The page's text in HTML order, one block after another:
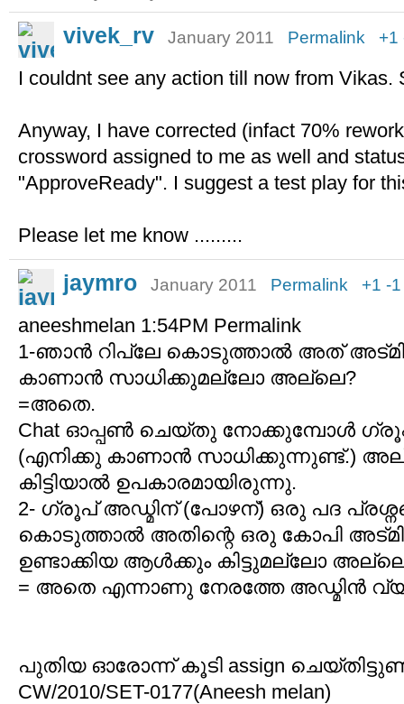
vivek_rv January 2011 Permalink +1
I couldnt see any action till now from Vikas.
Anyway, I have corrected (infact 70%
crossword assigned to me as well and
"ApproveReady". I suggest a test play for
Please let me know .........
jaymro January 2011 Permalink +1 -1
aneeshmelan 1:54PM Permalink
1-ഞാന്‍ റിപ്ലേ കൊടുത്താല്‍ അത്
കാണാന്‍ സാധിക്കുമല്ലോ അല്ലെ?
=അതെ.
Chat ഓപ്പൺ ചെയ്തു നോക്കുമ്പോൾ
(എനിക്കു കാണാൻ സാധിക്കുന്നുണ്ട്.)
കിട്ടിയാൽ ഉപകാരമായിരുന്നു.
2- ഗ്രൂപ്‌ അഡ്മിന് (പോഴന്) ഒരു പദ
കൊടുത്താല്‍ അതിന്റെ ഒരു കോപി
ഉണ്ടാക്കിയ ആള്‍ക്കും കിട്ടുമല്ലോ
= അതെ എന്നാണു നേരത്തേ അഡ്മിൻ
പുതിയ ഓരോന്ന് കൂടി assign
CW/2010/SET-0177(Aneesh melan)